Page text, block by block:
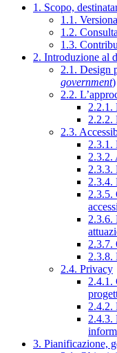
1. Scopo,
1.1.
1.2.
1.3.
2. Introduzione al
2.1. Design
government)
2.2.
2.2.1.
2.2.2.
2.3.
2.3.1.
2.3.2.
2.3.3.
2.3.4.
2.3.5.
2.3.6.
2.3.7.
2.3.8.
2.4. Privacy
2.4.1.
2.4.2.
2.4.3.
3. Pianificazione,